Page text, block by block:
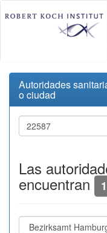
Autoridades
o ciudad
Las
encuentran 1